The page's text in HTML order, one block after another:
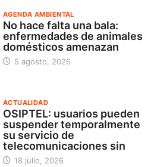
AGENDA AMBIENTAL
No hace falta una bala:
enfermedades de animales
domésticos amenazan
5 agosto, 2026
ACTUALIDAD
OSIPTEL: usuarios pueden
suspender temporalmente
su servicio de
telecomunicaciones sin
18 julio, 2026